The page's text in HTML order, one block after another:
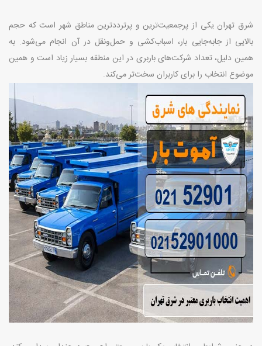
شرق تهران یکی از پرجمعیت‌ترین و پرترددترین مناطق شهر است که حجم
بالایی از جابه‌جایی بار، اسباب‌کشی و حمل‌ونقل در آن انجام می‌شود. به
همین دلیل، تعداد شرکت‌های باربری در این منطقه بسیار زیاد است و همین
موضوع انتخاب را برای کاربران سخت‌تر می‌کند.